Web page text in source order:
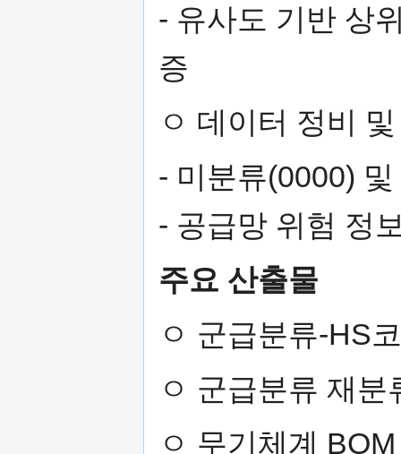
- 유사도 기반 상
증
ㅇ 데이터 정비
- 미분류(0000)
- 공급망 위험 정
주요 산출물
ㅇ 군급분류-HS
ㅇ 군급분류 재
ㅇ 무기체계